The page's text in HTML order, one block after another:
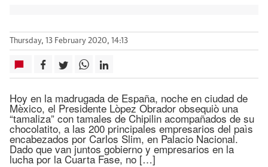
Thursday, 13 February 2020, 14:13
Hoy en la madrugada de España, noche en ciudad de
Mèxico, el Presidente Lòpez Obrador obsequiò una
“tamaliza” con tamales de Chipilin acompañados de su
chocolatito, a las 200 principales empresarios del paìs
encabezados por Carlos Slim, en Palacio Nacional.
Dado que van juntos gobierno y empresarios en la
lucha por la Cuarta Fase, no […]